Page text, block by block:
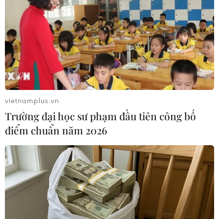
Theo dõi VietnamPlus
TIN LIÊN QUAN
vietnamplus.vn
Trường đại học sư phạm đầu tiên công bố
điểm chuẩn năm 2026